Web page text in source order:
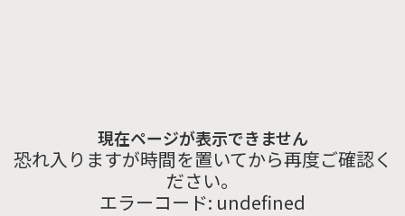
現在ページが表示できません
恐れ入りますが時間を置いてから再度ご確認く
ださい。
エラーコード: undefined